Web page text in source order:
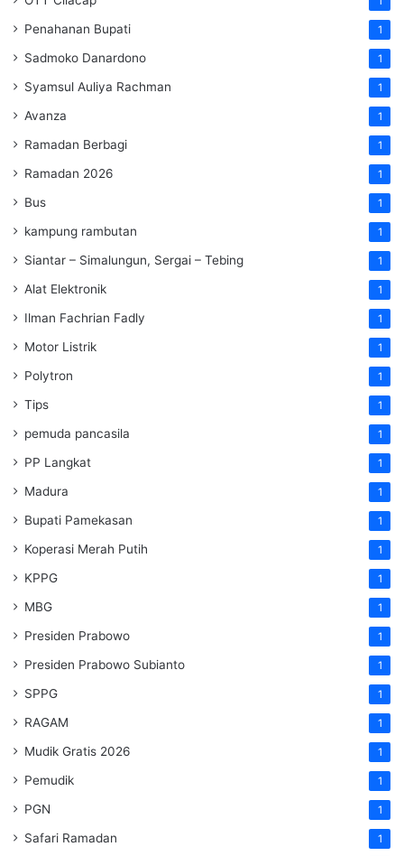
Penahanan Bupati 1
Sadmoko Danardono 1
Syamsul Auliya Rachman 1
Avanza 1
Ramadan Berbagi 1
Ramadan 2026 1
Bus 1
kampung rambutan 1
Siantar – Simalungun, Sergai – Tebing 1
Alat Elektronik 1
Ilman Fachrian Fadly 1
Motor Listrik 1
Polytron 1
Tips 1
pemuda pancasila 1
PP Langkat 1
Madura 1
Bupati Pamekasan 1
Koperasi Merah Putih 1
KPPG 1
MBG 1
Presiden Prabowo 1
Presiden Prabowo Subianto 1
SPPG 1
RAGAM 1
Mudik Gratis 2026 1
Pemudik 1
PGN 1
Safari Ramadan 1